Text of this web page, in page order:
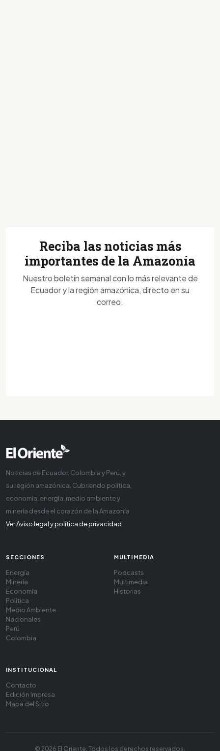
Reciba las noticias más
importantes de la Amazonía
Nuestro boletín semanal con lo más relevante de
Ecuador y la región amazónica, directo en su
correo.
Noticias de Ecuador, Colombia y Perú, y
su región amazónica. Cubriendo política,
economía, energía, medio ambiente y
minería desde el corazón de la Amazonía
Ver Aviso legal y política de privacidad
SECCIONES
Energía
Minería
Economía
Política
Medio Ambiente
Nacionales
Perú
Colombia
MULTIMEDIA
Podcasts
Multimedia
Historias
INSTITUCIONAL
Contacto
Edición Impresa
Mapa del Sitio
© 2026 El Oriente. Todos los derechos reservados.